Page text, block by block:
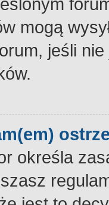
mogą
jeśli
określa